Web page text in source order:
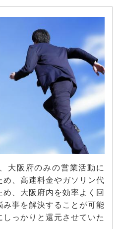
大阪府のみの営業活動に
、高速料金やガソリン代
、大阪府内を効率よく回
み事を解決することが可能
っかりと還元させていた